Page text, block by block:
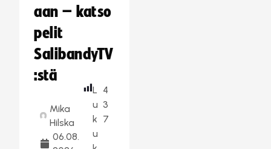
aan – katso
pelit
SalibandyTV
:stä
Mika
Hilska
06.08.
L
u
k
u
4
3
7